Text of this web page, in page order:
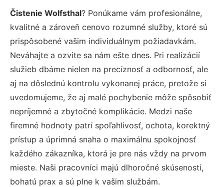
Čistenie Wolfsthal? Ponúkame vám profesionálne,
kvalitné a zároveň cenovo rozumné služby, ktoré sú
prispôsobené vašim individuálnym požiadavkám.
Neváhajte a ozvite sa nám ešte dnes. Pri realizácií
služieb dbáme nielen na precíznosť a odbornosť, ale
aj na dôslednú kontrolu vykonanej práce, pretože si
uvedomujeme, že aj malé pochybenie môže spôsobiť
nepríjemné a zbytočné komplikácie. Medzi naše
firemné hodnoty patrí spoľahlivosť, ochota, korektný
prístup a úprimná snaha o maximálnu spokojnosť
každého zákazníka, ktorá je pre nás vždy na prvom
mieste. Naši pracovníci majú dlhoročné skúsenosti,
bohatú prax a sú plne k vašim službám.